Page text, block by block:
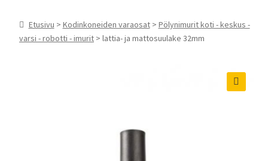
tason
Ota yhteyttä
Etusivu > Kodinkoneiden varaosat> Pölynimurit koti - keskus -
varsi - robotti - imurit > lattia- ja mattosuulake 32mm